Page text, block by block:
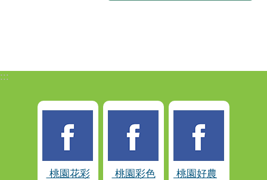
:::
桃園花彩
桃園彩色
桃園好農